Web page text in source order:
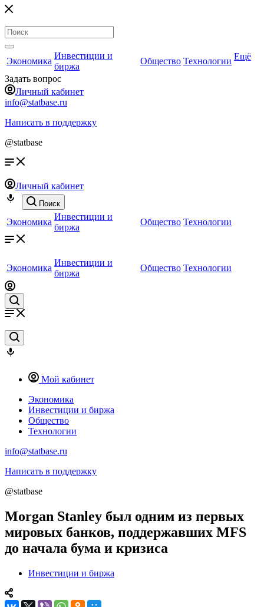
Экономика
Инвестиции и
биржа
Общество Технологии Ещё
Задать вопрос
Личный кабинет
info@statbase.ru
Написать в поддержку
@statbase
Личный кабинет
Поиск
Экономика
Инвестиции и
биржа
Общество Технологии
Экономика
Инвестиции и
биржа
Общество Технологии
Мой кабинет
Экономика
Инвестиции и биржа
Общество
Технологии
info@statbase.ru
Написать в поддержку
@statbase
Morgan Stanley был одним из первых
мировых банков, поддержавших MFS
до начала бума и кризиса
Инвестиции и биржа